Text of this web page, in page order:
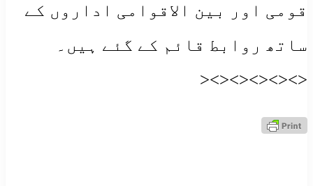
قومی اور بین الاقوامی اداروں کے
ساتھ روابط قائم کے گئے ہیں۔
<><><><><><